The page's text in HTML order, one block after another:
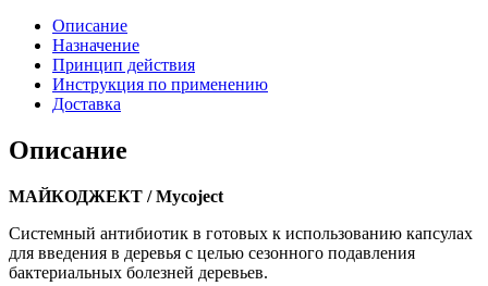
Описание
Назначение
Принцип действия
Инструкция по применению
Доставка
Описание
МАЙКОДЖЕКТ / Mycoject
Системный антибиотик в готовых к использованию капсулах
для введения в деревья с целью сезонного подавления
бактериальных болезней деревьев.